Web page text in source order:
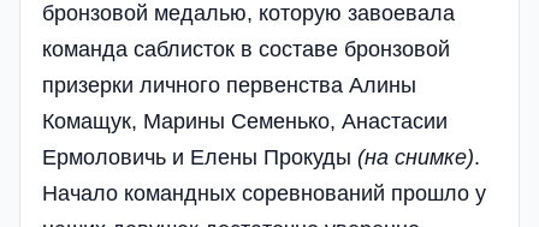
бронзовой медалью, которую завоевала
команда саблисток в составе бронзовой
призерки личного первенства Алины
Комащук, Марины Семенько, Анастасии
Ермоловичь и Елены Прокуды (на снимке).
Начало командных соревнований прошло у